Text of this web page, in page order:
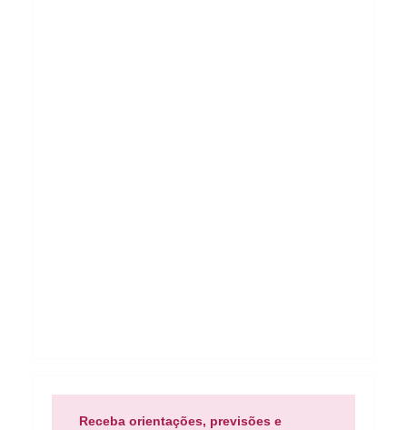
Receba orientações, previsões e